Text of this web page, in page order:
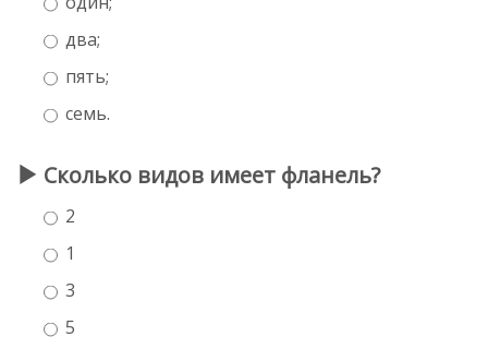
два;
пять;
семь.
Сколько видов имеет фланель?
2
1
3
5